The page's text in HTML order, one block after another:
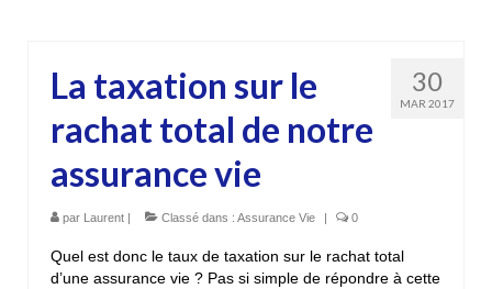
30
MAR 2017
La taxation sur le
rachat total de notre
assurance vie
par Laurent | Classé dans : Assurance Vie | 0
Quel est donc le taux de taxation sur le rachat total
d’une assurance vie ? Pas si simple de répondre à cette